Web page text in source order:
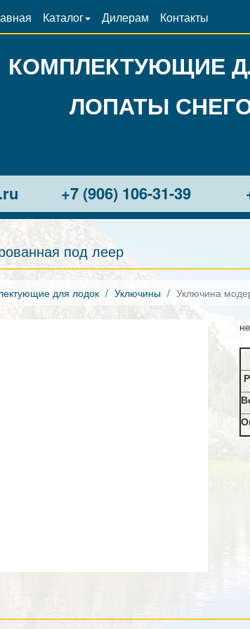
Каталог Дилерам Контакты
КОМПЛЕКТУЮЩИЕ
ЛОПАТЫ
+7 (906) 106-31-39
под леер
для лодок Уключины Уключина